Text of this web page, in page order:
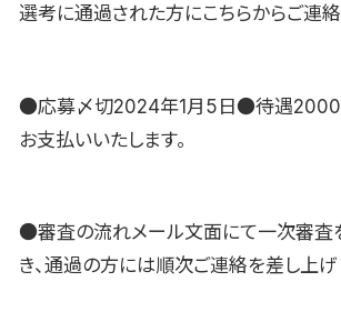
選考に通過された方にこちらからご連絡
●応募〆切2024年1月5日●待遇2000
お支払いいたします。
●審査の流れメール文面にて一次審査
き、通過の方には順次ご連絡を差し上げ